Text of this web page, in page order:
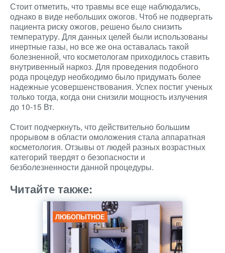
Стоит отметить, что травмы все еще наблюдались,
однако в виде небольших ожогов. Чтоб не подвергать
пациента риску ожогов, решено было снизить
температуру. Для данных целей были использованы
инертные газы, но все же она оставалась такой
болезненной, что косметологам приходилось ставить
внутривенный наркоз. Для проведения подобного
рода процедур необходимо было придумать более
надежные усовершенствования. Успех постиг ученых
только тогда, когда они снизили мощность излучения
до 10-15 Вт.
Стоит подчеркнуть, что действительно большим
прорывом в области омоложения стала аппаратная
косметология. Отзывы от людей разных возрастных
категорий твердят о безопасности и
безболезненности данной процедуры.
Читайте также:
ЛЮБОПЫТНОЕ